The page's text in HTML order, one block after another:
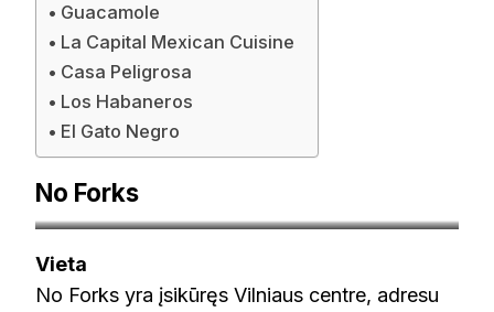
Guacamole
La Capital Mexican Cuisine
Casa Peligrosa
Los Habaneros
El Gato Negro
No Forks
Vieta
No Forks yra įsikūręs Vilniaus centre, adresu